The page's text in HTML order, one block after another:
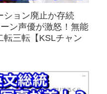
ション廃止か存続
ン声優が激怒！無能
転三転【KSLチャン